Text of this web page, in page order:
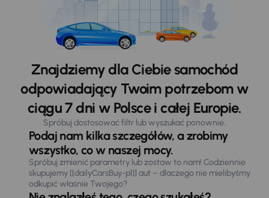
Znajdziemy dla Ciebie samochód
odpowiadający Twoim potrzebom w
ciągu 7 dni w Polsce i całej Europie.
Spróbuj dostosować filtr lub wyszukać ponownie.
Podaj nam kilka szczegółów, a zrobimy
wszystko, co w naszej mocy.
Spróbuj zmienić parametry lub zostaw to nam! Codziennie
skupujemy [[dailyCarsBuy-pl]] aut – dlaczego nie mielibyśmy
odkupić właśnie Twojego?